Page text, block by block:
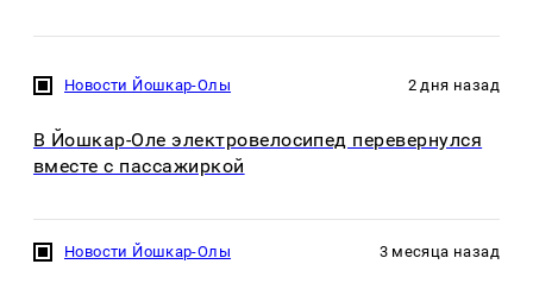
Новости Йошкар-Олы 2 дня назад
В Йошкар-Оле электровелосипед перевернулся
вместе с пассажиркой
Новости Йошкар-Олы 3 месяца назад